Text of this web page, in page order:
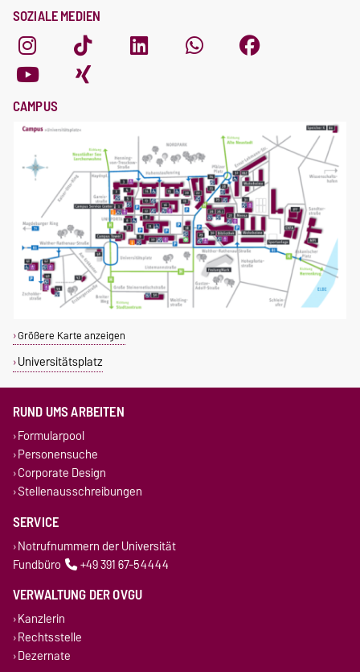
SOZIALE MEDIEN
CAMPUS
Größere Karte anzeigen
Universitätsplatz
RUND UMS ARBEITEN
Formularpool
Personensuche
Corporate Design
Stellenausschreibungen
SERVICE
Notrufnummern der Universität
Fundbüro
+49 391 67-54444
VERWALTUNG DER OVGU
Kanzlerin
Rechtsstelle
Dezernate